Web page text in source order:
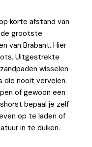
korte afstand van
de grootste
van Brabant. Hier
Uitgestrekte
wisselen
die nooit vervelen.
of gewoon een
bepaal je zelf
op te laden of
in te duiken.